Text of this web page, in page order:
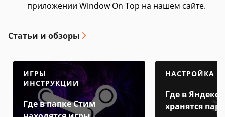
приложении Window On Top на нашем сайте.
Статьи и обзоры
ИГРЫ
ИНСТРУКЦИИ
Где в папке Стим
НАСТРОЙКА
Где в Яндекс
хранятся